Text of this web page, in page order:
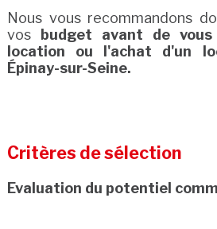
Nous vous recommandons
vos
budget avant de
location ou l'achat d'un
Épinay-sur-Seine.
Critères de sélection
Evaluation du potentiel